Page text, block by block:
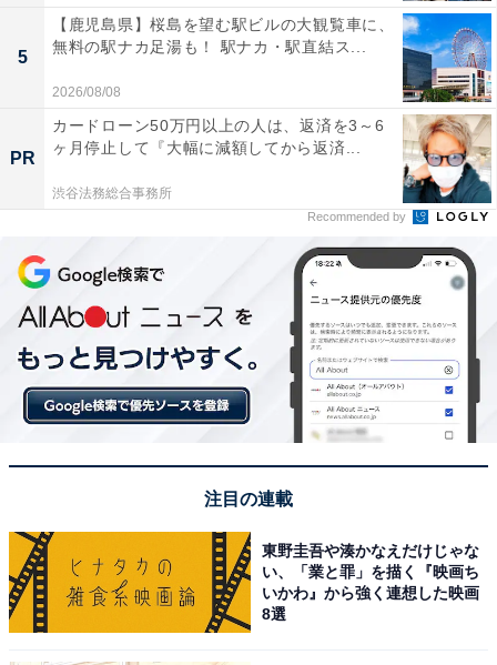
5
【鹿児島県】桜島を望む駅ビルの大観覧車に、
無料の駅ナカ足湯も！ 駅ナカ・駅直結ス...
2026/08/08
PR
カードローン50万円以上の人は、返済を3～6
ヶ月停止して『大幅に減額してから返済...
渋谷法務総合事務所
Recommended by
注目の連載
東野圭吾や湊かなえだけじゃな
い、「業と罪」を描く『映画ち
いかわ』から強く連想した映画
8選